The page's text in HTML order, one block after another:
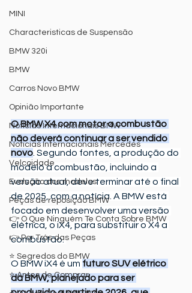
MINI
Characteristicas de Suspensão
BMW 320i
BMW
Carros Novo BMW
Opinião Importante
Noticias Internacionais BMW
Noticias Internacionais Mercedes
Velcoidade
Evolução dos modelos
Peças de reposição BMW
👉 O Que Ninguém Te Conta Sobre BMW
👉 Por Trás das Peças
⭐ Segredos do BMW
⭐ Antes de Comprar
O BMW X4 com motor a combustão
não deverá continuar a ser vendido
novo . Segundo fontes, a produção do
modelo a combustão, incluindo a
versão atual, deve terminar até o final
de 2025, com a notícia. A BMW está
focado em desenvolver uma versão
elétrica, o iX4, para substituir o X4 a
combustão.
O BMW iX4 é um futuro SUV elétrico
da BMW, planejado para ser